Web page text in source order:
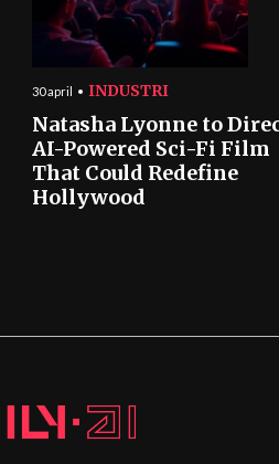
30 april INDUSTRI
Natasha Lyonne to
AI-Powered Sci-Fi Film
That Could Redefine
Hollywood